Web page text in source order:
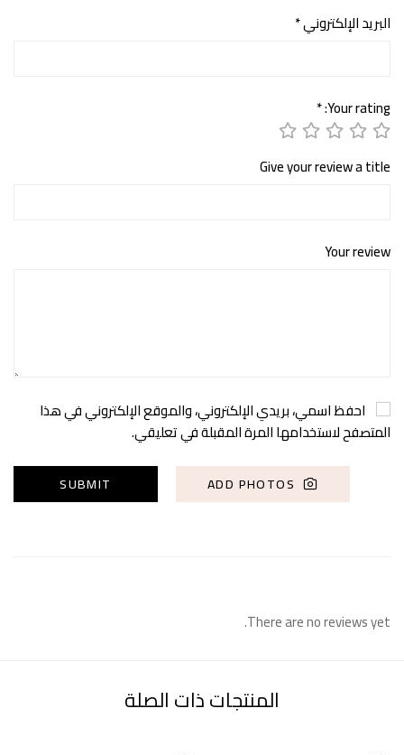
البريد الإلكتروني*
Your rating:
*
Give your review a title
Your review
احفظ اسمي، بريدي الإلكتروني، والموقع الإلكتروني في هذا
المتصفح لاستخدامها المرة المقبلة في تعليقي.
ADD PHOTOS
There are no reviews yet.
المنتجات ذات الصلة